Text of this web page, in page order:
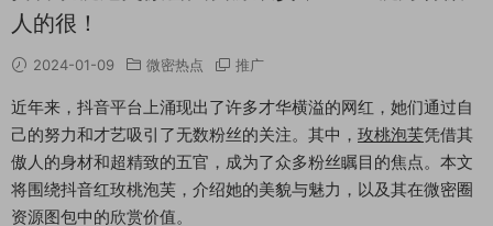
人的很！
2024-01-09 微密热点 推广
近年来，抖音平台上涌现出了许多才华横溢的网红，她们通过自
己的努力和才艺吸引了无数粉丝的关注。其中， 玫桃泡芙凭借其
傲人的身材和超精致的五官，成为了众多粉丝瞩目的焦点。本文
将围绕抖音红玫桃泡芙，介绍她的美貌与魅力，以及其在微密圈
资源图包中的欣赏价值。